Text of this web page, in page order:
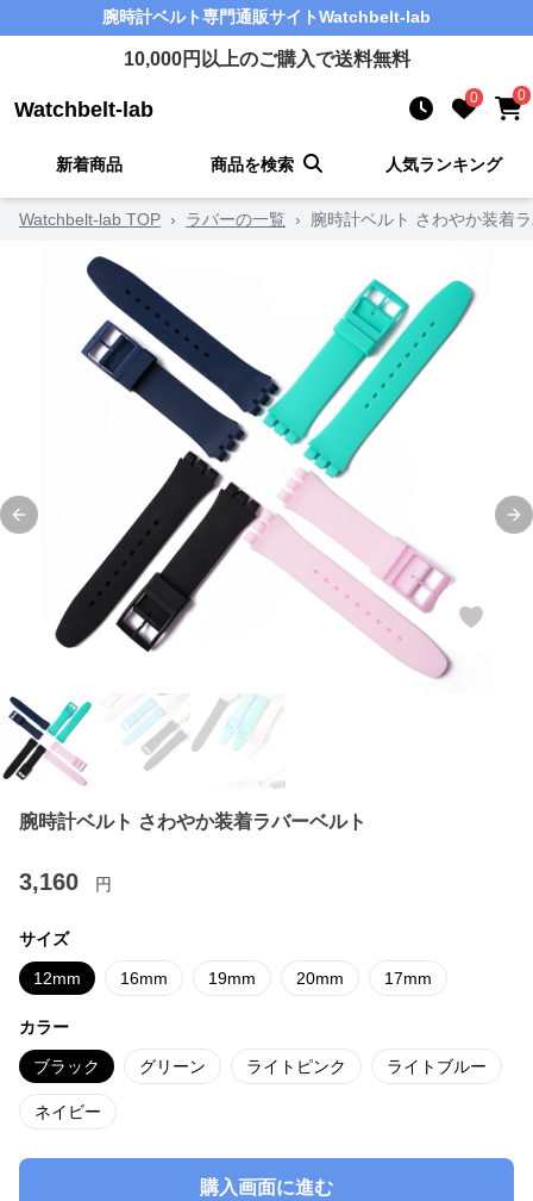
腕時計ベルト専門通販サイトWatchbelt-lab
10,000円以上のご購入で送料無料
Watchbelt-lab 0 0
新着商品 商品を検索 人気ランキング
Watchbelt-lab TOP › ラバーの一覧 › 腕時計ベルト さわやか装着
Previous slide
腕時計ベルト さわやか装着ラバーベルト
3,160 円
サイズ
12mm 16mm 19mm 20mm 17mm
カラー
ブラック グリーン ライトピンク ライトブルー
ネイビー
購入画面に進む